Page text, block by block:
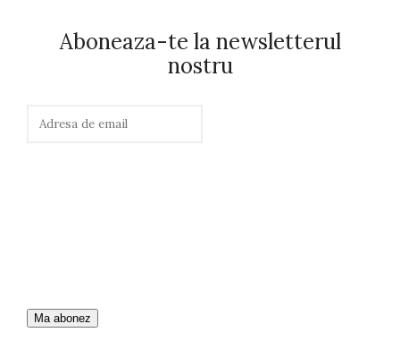
Aboneaza-te la newsletterul
nostru